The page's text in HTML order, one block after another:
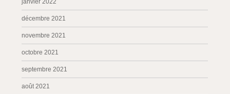
janvier 2022
décembre 2021
novembre 2021
octobre 2021
septembre 2021
août 2021